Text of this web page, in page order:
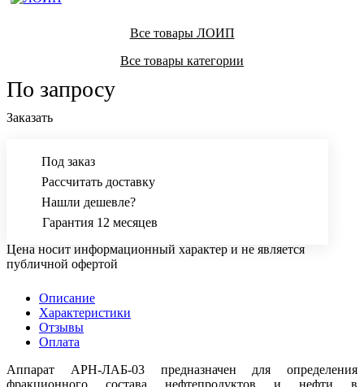
Все товары ЛОИП
Все товары категории
По запросу
Заказать
Под заказ
Рассчитать доставку
Нашли дешевле?
Гарантия 12 месяцев
Цена носит информационный характер и не является
публичной офертой
Описание
Характеристики
Отзывы
Оплата
Аппарат АРН-ЛАБ-03 предназначен для определения